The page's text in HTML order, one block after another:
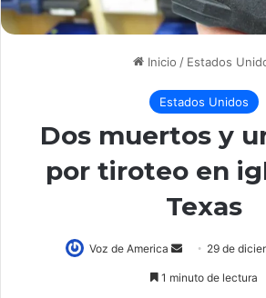
Inicio / Estados
Estados Unidos
Dos muertos y
por tiroteo en
Texas
Voz de America 29 de
1 minuto de lectura